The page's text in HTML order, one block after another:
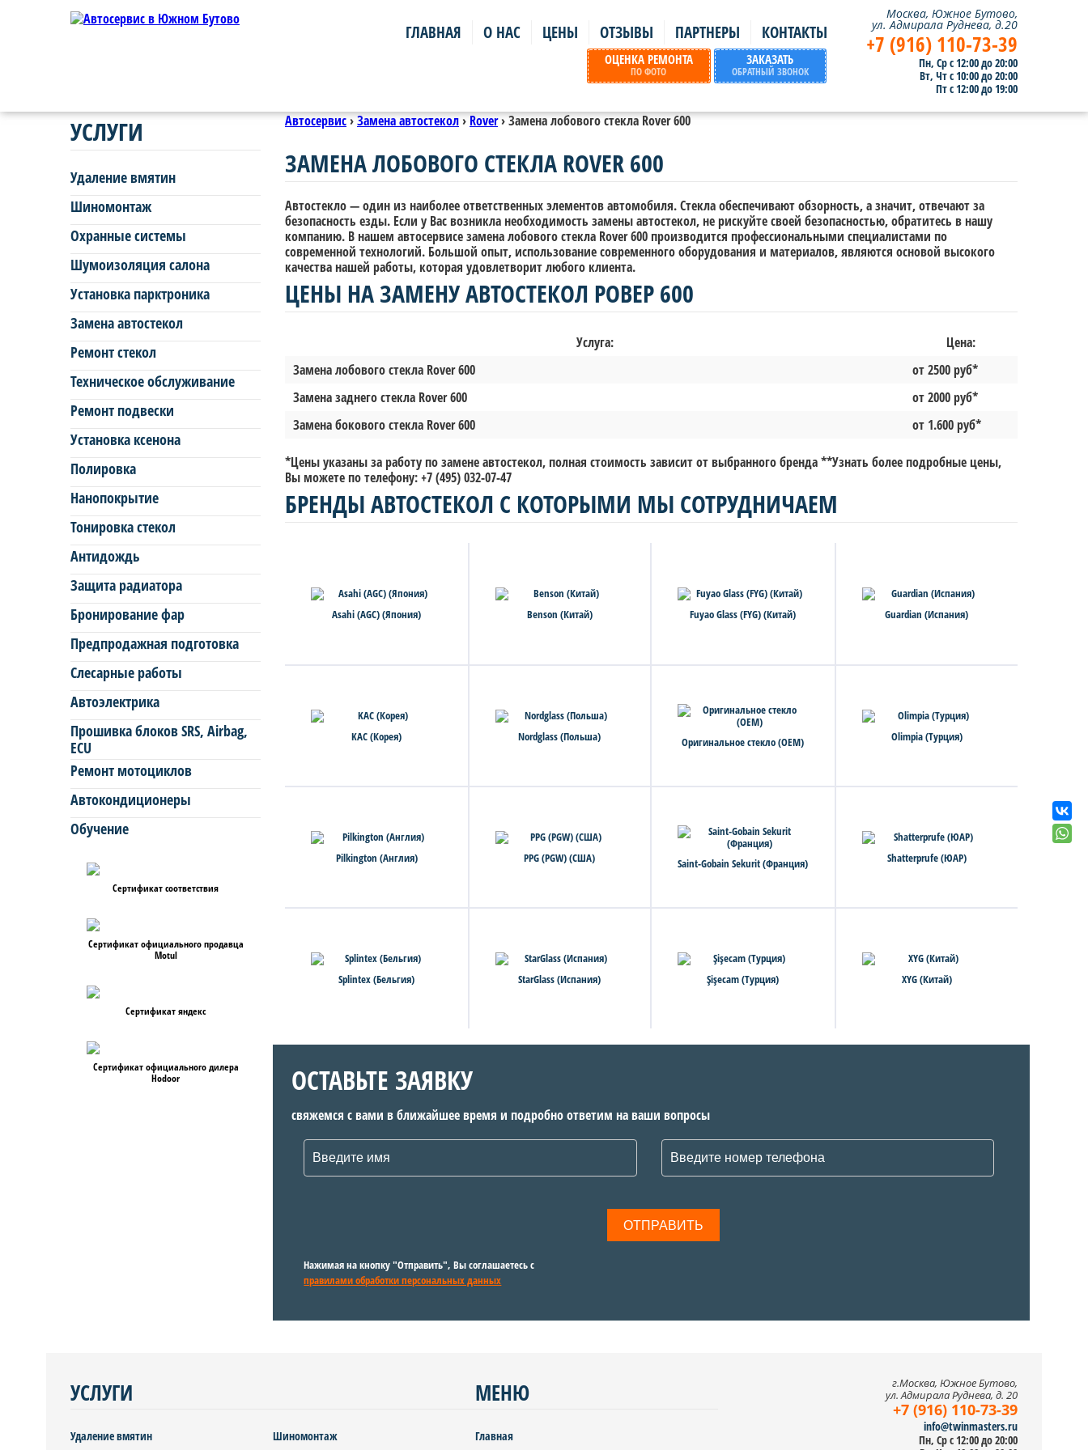
ГЛАВНАЯ О НАС ЦЕНЫ ОТЗЫВЫ ПАРТНЕРЫ КОНТАКТЫ
ОЦЕНКА РЕМОНТА
ПО ФОТО
ЗАКАЗАТЬ
ОБРАТНЫЙ ЗВОНОК
Москва, Южное Бутово,
ул. Адмирала Руднева, д.20
+7 (916) 110-73-39
Пн, Ср с 12:00 до 20:00
Вт, Чт с 10:00 до 20:00
Пт с 12:00 до 19:00
УСЛУГИ
Удаление вмятин
Шиномонтаж
Охранные системы
Шумоизоляция салона
Установка парктроника
Замена автостекол
Ремонт стекол
Техническое обслуживание
Ремонт подвески
Установка ксенона
Полировка
Нанопокрытие
Тонировка стекол
Антидождь
Защита радиатора
Бронирование фар
Предпродажная подготовка
Слесарные работы
Автоэлектрика
Прошивка блоков SRS, Airbag,
ECU
Ремонт мотоциклов
Автокондиционеры
Обучение
Сертификат соответствия
Сертификат официального продавца
Motul
Сертификат яндекс
Сертификат официального дилера
Hodoor
Автосервис›Замена автостекол›Rover›Замена лобового стекла Rover 600
ЗАМЕНА ЛОБОВОГО СТЕКЛА ROVER 600
Автостекло — один из наиболее ответственных элементов автомобиля. Стекла обеспечивают обзорность, а значит, отвечают за
безопасность езды. Если у Вас возникла необходимость замены автостекол, не рискуйте своей безопасностью, обратитесь в нашу
компанию. В нашем автосервисе замена лобового стекла Rover 600 производится профессиональными специалистами по
современной технологий. Большой опыт, использование современного оборудования и материалов, являются основой высокого
качества нашей работы, которая удовлетворит любого клиента.
ЦЕНЫ НА ЗАМЕНУ АВТОСТЕКОЛ РОВЕР 600
Услуга:
Цена:
Замена лобового стекла Rover 600
от 2500 руб*
Замена заднего стекла Rover 600
от 2000 руб*
Замена бокового стекла Rover 600
от 1.600 руб*
*Цены указаны за работу по замене автостекол, полная стоимость зависит от выбранного бренда **Узнать более подробные цены,
Вы можете по телефону: +7 (495) 032-07-47
БРЕНДЫ АВТОСТЕКОЛ С КОТОРЫМИ МЫ СОТРУДНИЧАЕМ
Asahi (AGC) (Япония) Benson (Китай) Fuyao Glass (FYG) (Китай) Guardian (Испания)
KAC (Корея) Nordglass (Польша) Оригинальное стекло (OEM) Olimpia (Турция)
Pilkington (Англия) PPG (PGW) (США) Saint-Gobain Sekurit (Франция) Shatterprufe (ЮАР)
Splintex (Бельгия) StarGlass (Испания) Şişecam (Турция) XYG (Китай)
ОСТАВЬТЕ ЗАЯВКУ
свяжемся с вами в ближайшее время и подробно ответим на ваши вопросы
Нажимая на кнопку "Отправить", Вы соглашаетесь с
правилами обработки персональных данных
УСЛУГИ
Удаление вмятин
Шиномонтаж
МЕНЮ
Главная
г.Москва, Южное Бутово,
ул. Адмирала Руднева, д. 20
+7 (916) 110-73-39
info@twinmasters.ru
Пн, Ср с 12:00 до 20:00